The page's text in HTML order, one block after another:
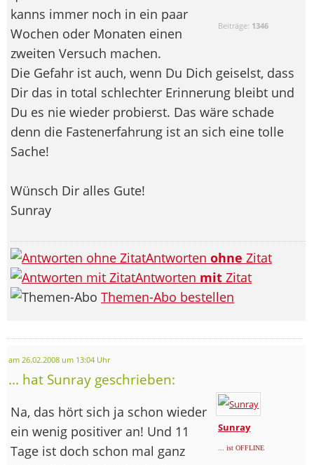
Beiträge: 1346
kanns immer noch in ein paar
Wochen oder Monaten einen
zweiten Versuch machen.
Die Gefahr ist auch, wenn Du Dich geiselst, dass
Dir das in total schlechter Erinnerung bleibt und
Du es nie wieder probierst. Das wäre schade
denn die Fastenerfahrung ist an sich eine tolle
Sache!
Wünsch Dir alles Gute!
Sunray
Antworten ohne Zitat
Antworten mit Zitat
Themen-Abo bestellen
am 26.02.2008 um 13:04 Uhr
... hat Sunray geschrieben:
Sunray
... ist OFFLINE
Na, das hört sich ja schon wieder
ein wenig positiver an! Und 11
Tage ist doch schon mal ganz